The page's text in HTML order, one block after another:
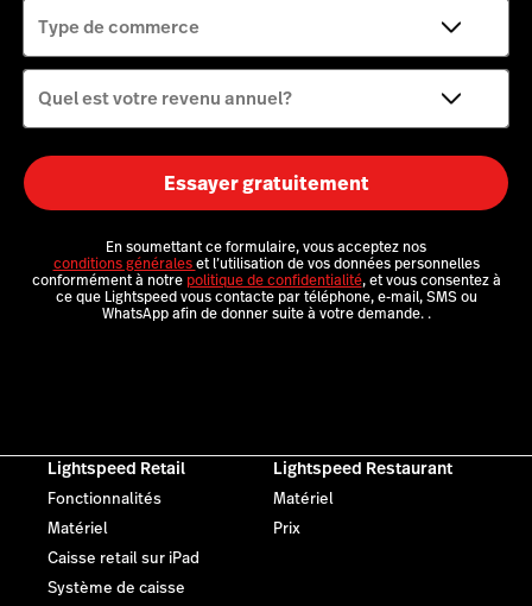
Type de commerce
Quel est votre revenu annuel?
Essayer gratuitement
En soumettant ce formulaire, vous acceptez nos
conditions généraleset l’utilisation de vos données personnelles
conformément à notre politique de confidentialité, et vous consentez à
ce que Lightspeed vous contacte par téléphone, e-mail, SMS ou
WhatsApp afin de donner suite à votre demande. .
Lightspeed Retail
Fonctionnalités
Matériel
Caisse retail sur iPad
Système de caisse
Lightspeed Restaurant
Matériel
Prix